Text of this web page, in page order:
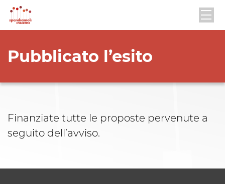
Pubblicato l’esito
Finanziate tutte le proposte pervenute a
seguito dell’avviso.